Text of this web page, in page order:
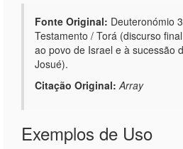
Fonte Original: Deuteronómio
Testamento / Torá (discurso
ao povo de Israel e à sucessão
Josué).
Citação Original: Array
Exemplos de Uso